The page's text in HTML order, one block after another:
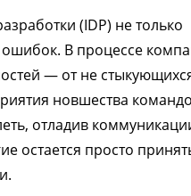
(IDP) не только
В процессе
— от не
новшества
отладив
остается просто